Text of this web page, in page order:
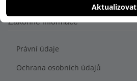
Zákonné informace
Právní údaje
Ochrana osobních údajů
Aktualizovat